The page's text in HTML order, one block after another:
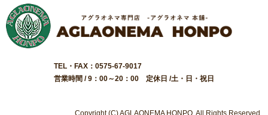
TEL・FAX：0575-67-9017
営業時間 / 9：00～20：00 定休日 /土・日・祝日